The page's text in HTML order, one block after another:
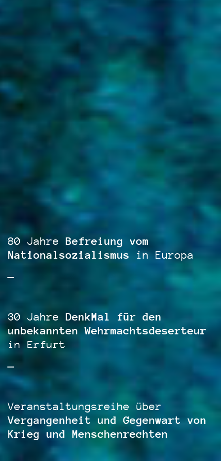
80 Jahre Befreiung vom
Nationalsozialismus in Europa
—
30 Jahre DenkMal für den
unbekannten Wehrmachtsdeserteur
in Erfurt
—
Veranstaltungsreihe über
Vergangenheit und Gegenwart von
Krieg und Menschenrechten